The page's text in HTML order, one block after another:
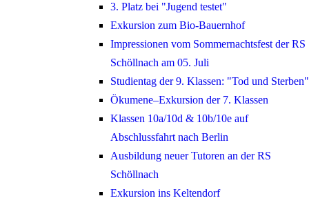
3. Platz bei "Jugend testet"
Exkursion zum Bio-Bauernhof
Impressionen vom Sommernachtsfest der RS
Schöllnach am 05. Juli
Studientag der 9. Klassen: "Tod und Sterben"
Ökumene–Exkursion der 7. Klassen
Klassen 10a/10d & 10b/10e auf
Abschlussfahrt nach Berlin
Ausbildung neuer Tutoren an der RS
Schöllnach
Exkursion ins Keltendorf